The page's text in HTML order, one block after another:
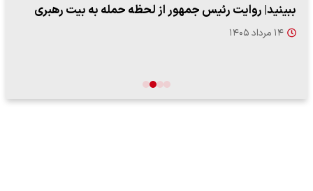
ببینید| روایت رئیس جمهور از لحظه حمله به بیت رهبری
۱۴ مرداد ۱۴۰۵